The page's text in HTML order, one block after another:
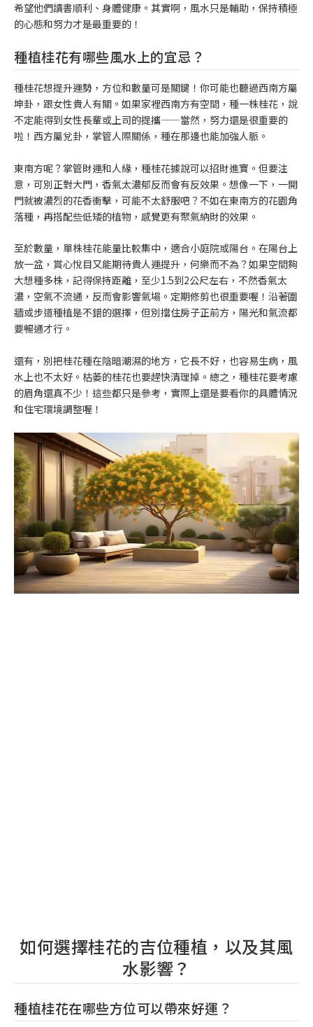
希望他們讀書順利、身體健康。其實啊，風水只是輔助，保持積極
的心態和努力才是最重要的！
種植桂花有哪些風水上的宜忌？
種桂花想提升運勢，方位和數量可是關鍵！你可能也聽過西南方屬
坤卦，跟女性貴人有關。如果家裡西南方有空間，種一株桂花，說
不定能得到女性長輩或上司的提攜——當然，努力還是很重要的
啦！西方屬兌卦，掌管人際關係，種在那邊也能加強人脈。
東南方呢？掌管財運和人緣，種桂花據說可以招財進寶。但要注
意，可別正對大門，香氣太濃郁反而會有反效果。想像一下，一開
門就被濃烈的花香衝擊，可能不太舒服吧？不如在東南方的花園角
落種，再搭配些低矮的植物，感覺更有聚氣納財的效果。
至於數量，單株桂花能量比較集中，適合小庭院或陽台。在陽台上
放一盆，賞心悅目又能期待貴人運提升，何樂而不為？如果空間夠
大想種多株，記得保持距離，至少1.5到2公尺左右，不然香氣太
濃，空氣不流通，反而會影響氣場。定期修剪也很重要喔！沿著圍
牆或步道種植是不錯的選擇，但別擋住房子正前方，陽光和氣流都
要暢通才行。
還有，別把桂花種在陰暗潮濕的地方，它長不好，也容易生病，風
水上也不太好。枯萎的桂花也要趕快清理掉。總之，種桂花要考慮
的眉角還真不少！這些都只是參考，實際上還是要看你的具體情況
和住宅環境調整喔！
如何選擇桂花的吉位種植，以及其風
水影響？
種植桂花在哪些方位可以帶來好運？